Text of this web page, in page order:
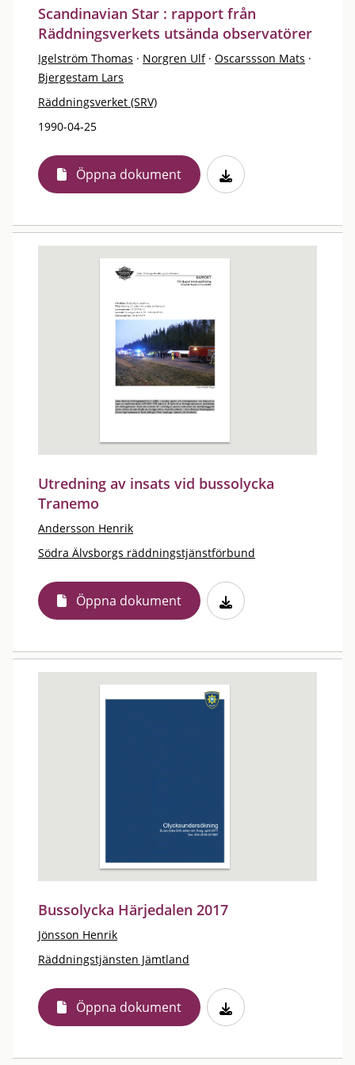
Scandinavian Star : rapport från
Räddningsverkets utsända observatörer
Igelström Thomas · Norgren Ulf · Oscarssson Mats ·
Bjergestam Lars
Räddningsverket (SRV)
1990-04-25
Öppna dokument
Utredning av insats vid bussolycka
Tranemo
Andersson Henrik
Södra Älvsborgs räddningstjänstförbund
Öppna dokument
Bussolycka Härjedalen 2017
Jönsson Henrik
Räddningstjänsten Jämtland
Öppna dokument